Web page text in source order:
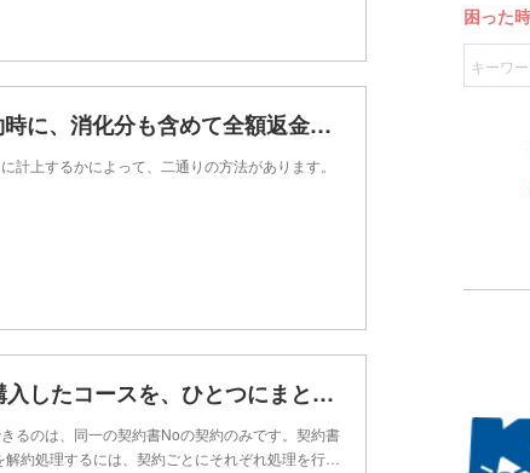
Q-38 役務の解約時に、消化分も含めて全額返金したい
計上するかによって、二通りの方法があります。
Q-1365 別々で購入したコースを、ひとつにまとめてレジで解約処理はできますか？
るのは、同一の契約書Noの契約のみです。契約書
約処理するには、契約ごとにそれぞれ処理を行…